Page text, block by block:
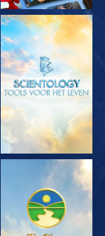
VERKEN DE SERIE
KIJK